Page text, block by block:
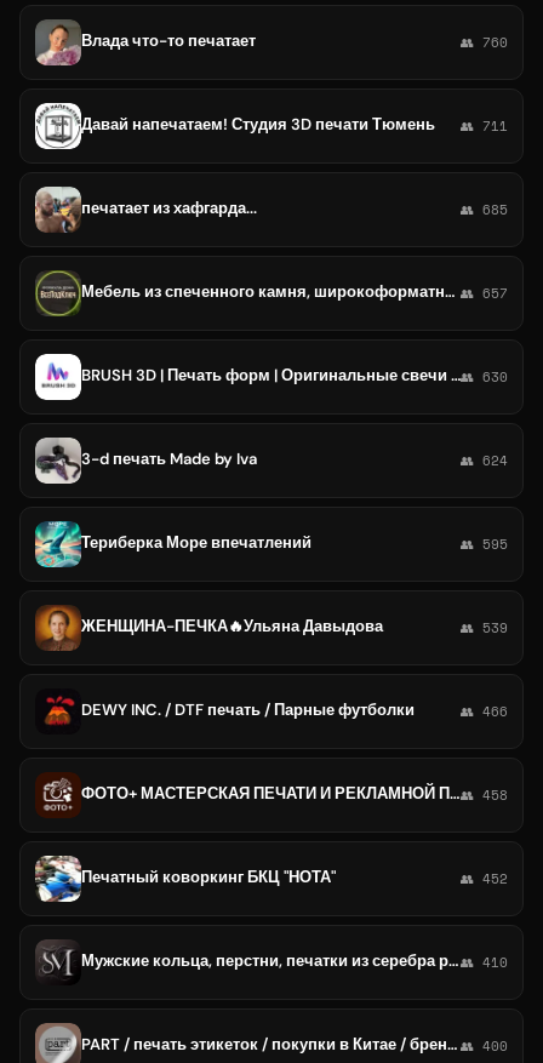
Влада что-то печатает 👥 760
Давай напечатаем! Студия 3D печати Тюмень 👥 711
печатает из хафгарда... 👥 685
Мебель из спеченного камня, широкоформатного керамогранита. Практично, стильно, яркие эмоции! 89126329762 для связи! 👥 657
BRUSH 3D | Печать форм | Оригинальные свечи и подсвечники👥 630
3-d печать Made by Iva 👥 624
Териберка Море впечатлений 👥 595
ЖЕНЩИНА-ПЕЧКА🔥Ульяна Давыдова 👥 539
DEWY INC. / DTF печать / Парные футболки 👥 466
ФОТО+ МАСТЕРСКАЯ ПЕЧАТИ И РЕКЛАМНОЙ ПРОДУКЦИИ | ФОТОПЛЮС👥 458
Печатный коворкинг БКЦ "НОТА" 👥 452
Мужские кольца, перстни, печатки из серебра ручной работы👥 410
PART / печать этикеток / покупки в Китае / брендирование👥 400